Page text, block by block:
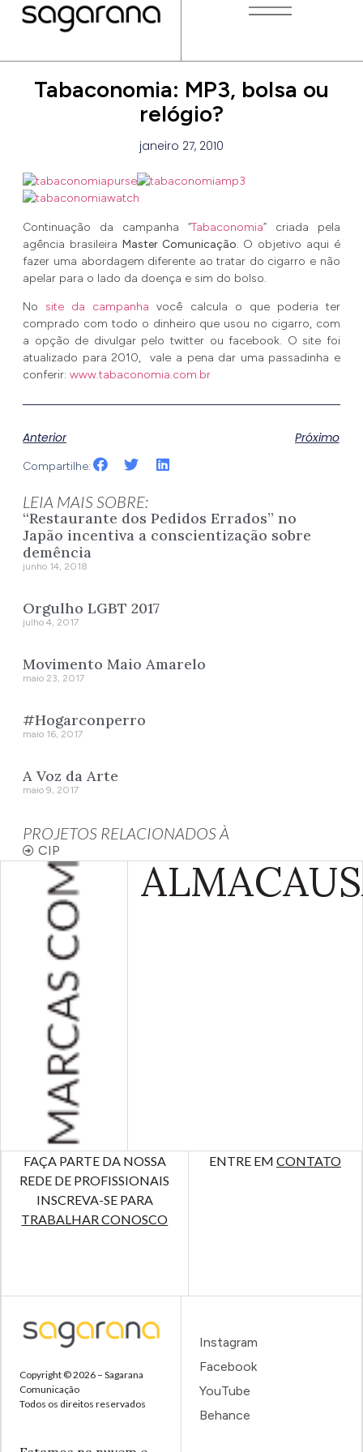
Tabaconomia: MP3, bolsa ou
relógio?
janeiro 27, 2010
Continuação da campanha “Tabaconomia” criada pela
agência brasileira Master Comunicação. O objetivo aqui é
fazer uma abordagem diferente ao tratar do cigarro e não
apelar para o lado da doença e sim do bolso.
No site da campanha você calcula o que poderia ter
comprado com todo o dinheiro que usou no cigarro, com
a opção de divulgar pelo twitter ou facebook. O site foi
atualizado para 2010, vale a pena dar uma passadinha e
conferir:www.tabaconomia.com.br
Anterior Próximo
Compartilhe:
LEIA MAIS SOBRE:
“Restaurante dos Pedidos Errados” no
Japão incentiva a conscientização sobre
demência
junho 14, 2018
Orgulho LGBT 2017
julho 4, 2017
Movimento Maio Amarelo
maio 23, 2017
#Hogarconperro
maio 16, 2017
A Voz da Arte
maio 9, 2017
PROJETOS RELACIONADOS À
CIP
ALMA
FAÇA PARTE DA NOSSA
REDE DE PROFISSIONAIS
INSCREVA-SE PARA
TRABALHAR CONOSCO
ENTRE EM CONTATO
Copyright © 2026 – Sagarana
Comunicação
Todos os direitos reservados
Instagram
Facebook
YouTube
Behance